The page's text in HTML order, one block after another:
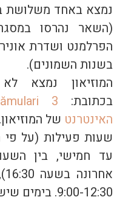
נמצא באחד משלושת
(השאר נהרסו
הפרלמנט ושדרת
בשנות השמונים).
המוזיאון נמצא
בכתובת: 3
האינטרנט של המוזיאון.
שעות פעילות (על
9:00-12:30. בימים שישי ושבת המוזיאון סגור.